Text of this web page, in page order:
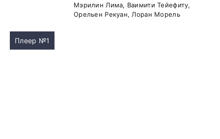
Мэрилин Лима, Ваимити Тейефиту,
Орельен Рекуан, Лоран Морель
Плеер №1